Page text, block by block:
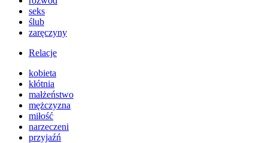
seks
ślub
zaręczyny
Relacje
kobieta
kłótnia
małżeństwo
mężczyzna
miłość
narzeczeni
przyjaźń